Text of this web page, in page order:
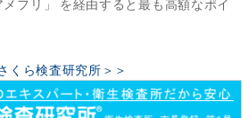
メフリ」
を経由すると最も高額なポイ
くら検査研究所＞＞